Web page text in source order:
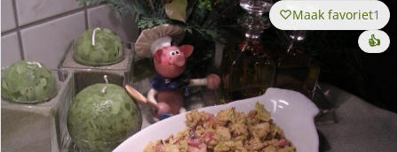
Maak favoriet1
👍